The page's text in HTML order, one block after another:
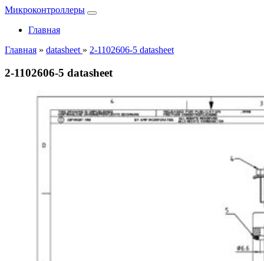
Микроконтроллеры
Главная
Главная » datasheet » 2-1102606-5 datasheet
2-1102606-5 datasheet